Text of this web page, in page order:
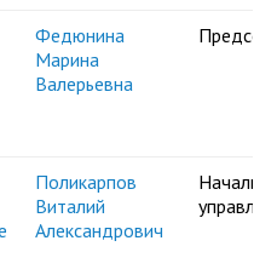
Федюнина
Марина
Валерьевна
Поликарпов
Виталий
Александрович